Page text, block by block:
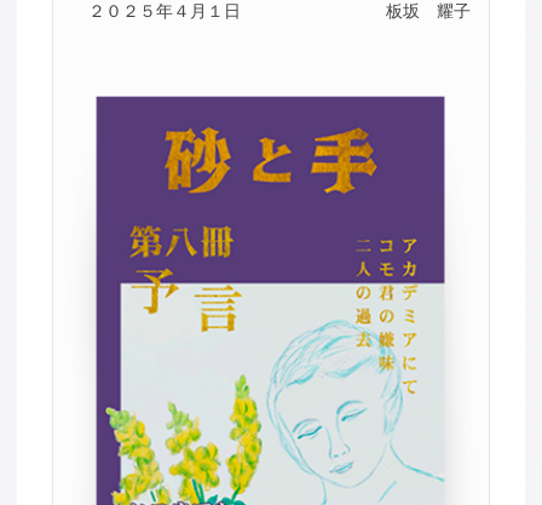
２０２５年４月１日 板坂 耀子